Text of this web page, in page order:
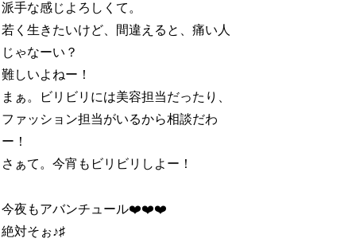
派手な感じよろしくて。
若く生きたいけど、間違えると、痛い人
じゃなーい？
難しいよねー！
まぁ。ビリビリには美容担当だったり、
ファッション担当がいるから相談だわ
ー！
さぁて。今宵もビリビリしよー！
今夜もアバンチュール❤️❤️❤️
絶対そぉ♪♯